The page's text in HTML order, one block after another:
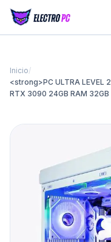
Inicio/
<strong>PC ULTRA LEVEL
RTX 3090 24GB RAM 32GB